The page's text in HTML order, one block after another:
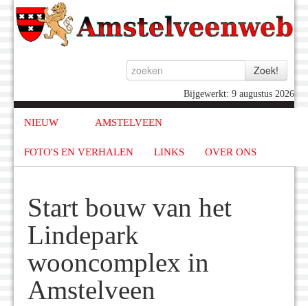
Bijgewerkt: 9 augustus 2026
NIEUW AMSTELVEEN
FOTO'S EN VERHALEN LINKS OVER ONS
Start bouw van het
Lindepark
wooncomplex in
Amstelveen